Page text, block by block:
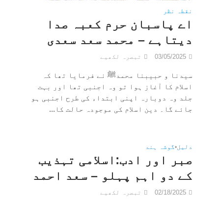
نقطہ نظر
اے پاسبان حرم کعبہ صدا
دیتاہے – محمد سعد سعدی
03/05/2025 تبصرہ لکھیے
سیدنا و حبیبنا محمدﷺ نے فرمایا تھا کہ
اسلام کا آغاز ہوا تو وہ اجنبی تھا اور بہت
جلد وہ دوبارہ اپنی ابتداء کی طرح اجنبی ہو
جائے گا۔ دین اسلام کی موجودہ حالت کا...
دلیل•گوشہ ہند
صبر اور ادب:اسلامی تہذیب
کے دو اہم پہلو – سعد احمد
02/18/2025 تبصرہ لکھیے